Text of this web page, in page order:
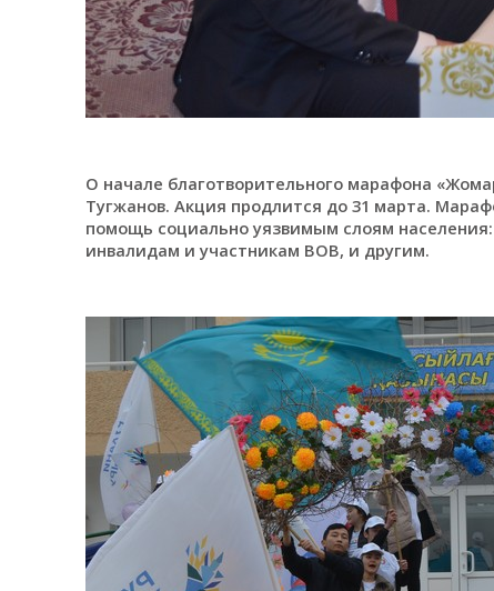
О начале благотворительного марафона
Тугжанов. Акция продлится до 31 марта.
помощь социально уязвимым слоям
инвалидам и участникам ВОВ, и другим.